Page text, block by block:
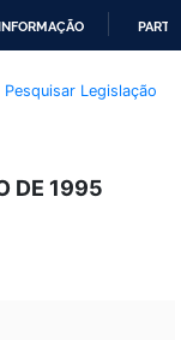
Pesquisar Legislação
DE 1995